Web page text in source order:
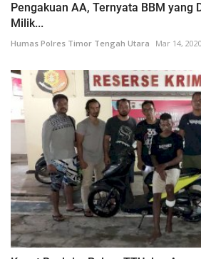
Pengakuan AA, Ternyata BBM yang
Milik...
Humas Polres Timor Tengah Utara Mar 14, 2020